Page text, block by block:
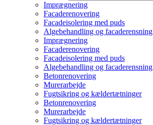
Imprægnering
Facaderenovering
Facadeisolering med puds
Algebehandling og facaderensning
Imprægnering
Facaderenovering
Facadeisolering med puds
Algebehandling og facaderensning
Betonrenovering
Murerarbejde
Fugtsikring og kældertætninger
Betonrenovering
Murerarbejde
Fugtsikring og kældertætninger